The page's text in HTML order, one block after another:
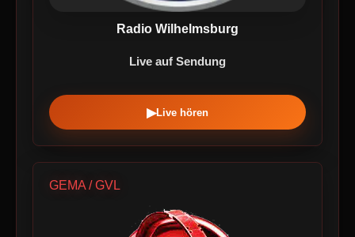
Radio Wilhelmsburg
Live auf Sendung
▶Live hören
GEMA / GVL